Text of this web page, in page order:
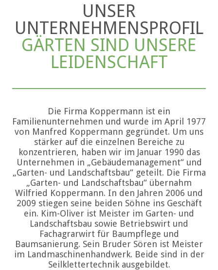
UNSER
UNTERNEHMENSPROFIL
GÄRTEN SIND UNSERE
LEIDENSCHAFT
Die Firma Koppermann ist ein
Familienunternehmen und wurde im April 1977
von Manfred Koppermann gegründet. Um uns
stärker auf die einzelnen Bereiche zu
konzentrieren, haben wir im Januar 1990 das
Unternehmen in „Gebäudemanagement“ und
„Garten- und Landschaftsbau“ geteilt. Die Firma
„Garten- und Landschaftsbau“ übernahm
Wilfried Koppermann. In den Jahren 2006 und
2009 stiegen seine beiden Söhne ins Geschäft
ein. Kim-Oliver ist Meister im Garten- und
Landschaftsbau sowie Betriebswirt und
Fachagrarwirt für Baumpflege und
Baumsanierung. Sein Bruder Sören ist Meister
im Landmaschinenhandwerk. Beide sind in der
Seilklettertechnik ausgebildet.